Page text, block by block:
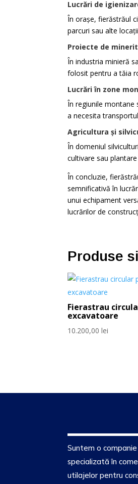
Lucrări de
În orașe, fierăstrăul
parcuri sau alte
Proiecte de
În industria minieră
folosit pentru a tăia
Lucrări în zone
În regiunile montane
a necesita
Agricultura și
În domeniul
cultivare sau
În concluzie,
semnificativă în
unui echipament
lucrărilor de
Produse
Fierastrau
excavatoare
10.200,00lei
Suntem o companie
specializată în
utilajelor pentru